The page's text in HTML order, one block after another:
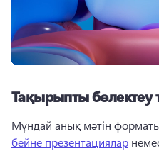
Тақырыпты
Мұндай анық мәтін
бейне презентациялар